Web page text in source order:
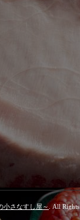
小さなすし屋～ . All